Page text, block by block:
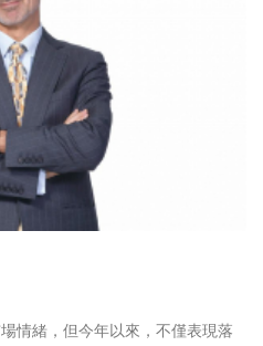
情緒，但今年以來，不僅表現落